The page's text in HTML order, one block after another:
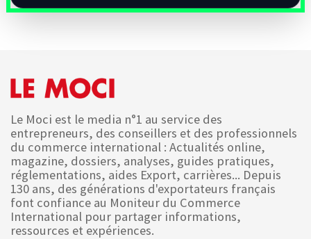
Le Moci est le media n°1 au service des
entrepreneurs, des conseillers et des professionnels
du commerce international : Actualités online,
magazine, dossiers, analyses, guides pratiques,
réglementations, aides Export, carrières... Depuis
130 ans, des générations d'exportateurs français
font confiance au Moniteur du Commerce
International pour partager informations,
ressources et expériences.